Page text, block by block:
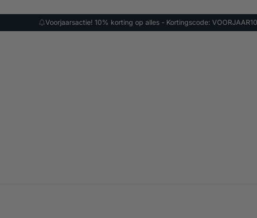
Voorjaarsactie! 10% korting op alles - Kortingscode: VOORJAAR10